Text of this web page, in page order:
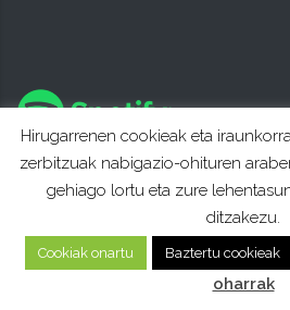
Hirugarrenen cookieak eta
zerbitzuak nabigazio-ohituren
gehiago lortu eta zure
ditzakezu.
Cookiak onartu Baztertu cookieak
oharrak